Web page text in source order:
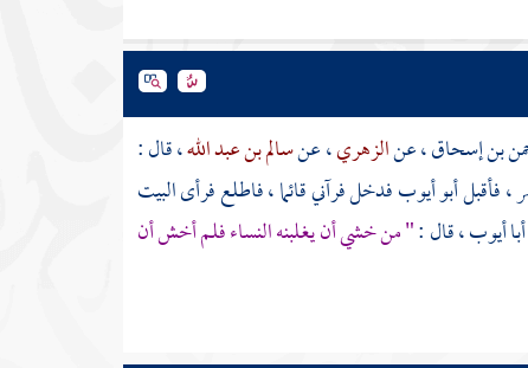
بن إسحاق، عنالزهري، عنسالم بن عبد الله، قال :
، فأقبلأبو أيوبفدخل فرآني قائما ، فاطلع فرأى البيت
أبا أيوب، قال :" من خشي أن يغلبنه النساء فلم أخش أن